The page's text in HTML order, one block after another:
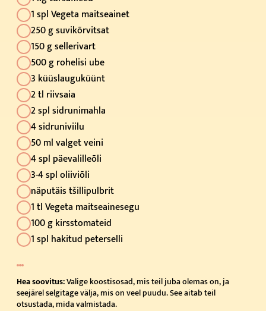
1 spl Vegeta maitseainet
250 g suvikõrvitsat
150 g sellerivart
500 g rohelisi ube
3 küüslauguküünt
2 tl riivsaia
2 spl sidrunimahla
4 sidruniviilu
50 ml valget veini
4 spl päevalilleõli
3-4 spl oliiviõli
näputäis tšillipulbrit
1 tl Vegeta maitseainesegu
100 g kirsstomateid
1 spl hakitud peterselli
Hea soovitus:Valige koostisosad, mis teil juba olemas on, ja
seejärel selgitage välja, mis on veel puudu. See aitab teil
otsustada, mida valmistada.